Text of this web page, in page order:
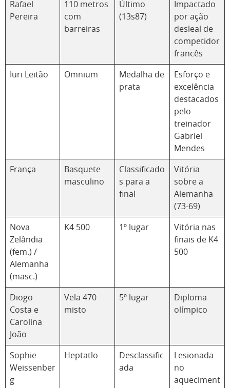
Rafael
Pereira
110 metros
com
barreiras
Último
(13s87)
Impactado
por ação
desleal de
competidor
francês
Iuri Leitão Omnium
Medalha de
prata
Esforço e
excelência
destacados
pelo
treinador
Gabriel
Mendes
França
Basquete
masculino
Classificado
s para a
final
Vitória
sobre a
Alemanha
(73-69)
Nova
Zelândia
(fem.) /
Alemanha
(masc.)
K4 500 1º lugar
Vitória nas
finais de K4
500
Diogo
Costa e
Carolina
João
Vela 470
misto
5º lugar
Diploma
olímpico
Sophie
Weissenber
g
Heptatlo
Desclassific
ada
Lesionada
no
aqueciment